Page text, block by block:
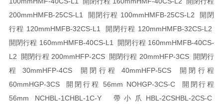
200mmHMFB-25CS-L1 開閉行程 100mmHMFB-25CS-L2 開閉
行程 120mmHMFB-32CS-L1 開閉行程 120mmHMFB-32CS-L2
開閉行程 160mmHMFB-40CS-L1 開閉行程 160mmHMFB-40CS-
L2 開閉行程 200mmHFP-2CS 開閉行程 20mmHFP-3CS 開閉行
程 30mmHFP-4CS 開閉行程 40mmHFP-5CS 開閉行程
60mmHGP-3CS 開閉行程 56mm NOHGP-3CS-C 開閉行程
56mm NCHBL-1CHBL-1C-Y 帶小爪 HBL-2CSHBL-2CS-C